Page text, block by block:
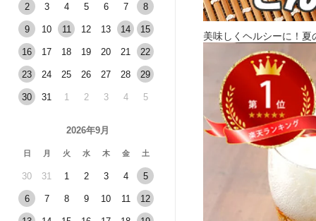
2 3 4 5 6 7 8
9 10 11 12 13 14 15
16 17 18 19 20 21 22
23 24 25 26 27 28 29
30 31 1 2 3 4 5
2026年9月
日 月 火 水 木 金 土
30 31 1 2 3 4 5
6 7 8 9 10 11 12
美味しくヘルシーに！夏